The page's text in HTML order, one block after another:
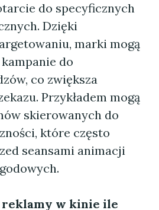
do specyficznych
Dzięki
marki mogą
do
co zwiększa
Przykładem mogą
skierowanych do
które często
seansami animacji
reklamy w kinie ile